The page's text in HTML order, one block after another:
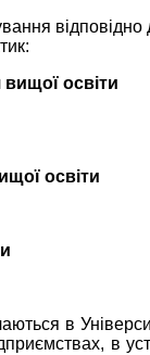
відповідно
вищої освіти
освіти
в
в